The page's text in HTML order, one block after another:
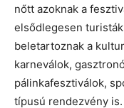
nőtt azoknak a
elsődlegesen
beletartoznak a
karneválok,
pálinkafesztiválok,
típusú rendezvény